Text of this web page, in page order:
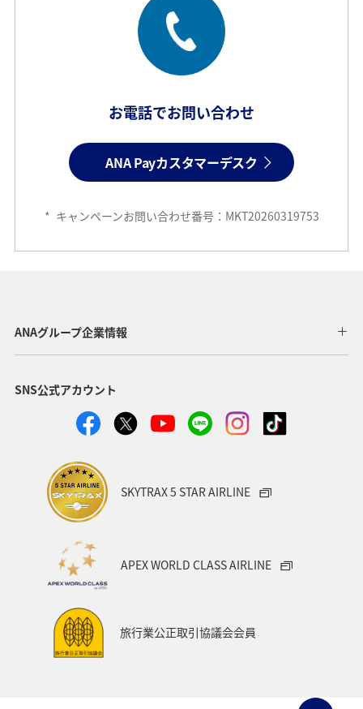
お電話でお問い合わせ
ANA Payカスタマーデスク
* キャンペーンお問い合わせ番号：MKT20260319753
ANAグループ企業情報
SNS公式アカウント
SKYTRAX 5 STAR AIRLINE
APEX WORLD CLASS AIRLINE
旅行業公正取引協議会会員